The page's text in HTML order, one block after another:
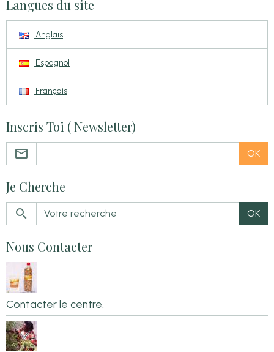
Langues du site
Anglais
Espagnol
Français
Inscris Toi ( Newsletter)
OK
Je Cherche
OK
Nous Contacter
Contacter le centre.